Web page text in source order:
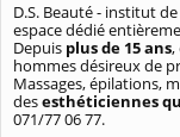
D.S. Beauté - institut
espace dédié
Depuis plus de 15 ans,
hommes désireux de
Massages, épilations,
desesthéticiennes
071/77 06 77.